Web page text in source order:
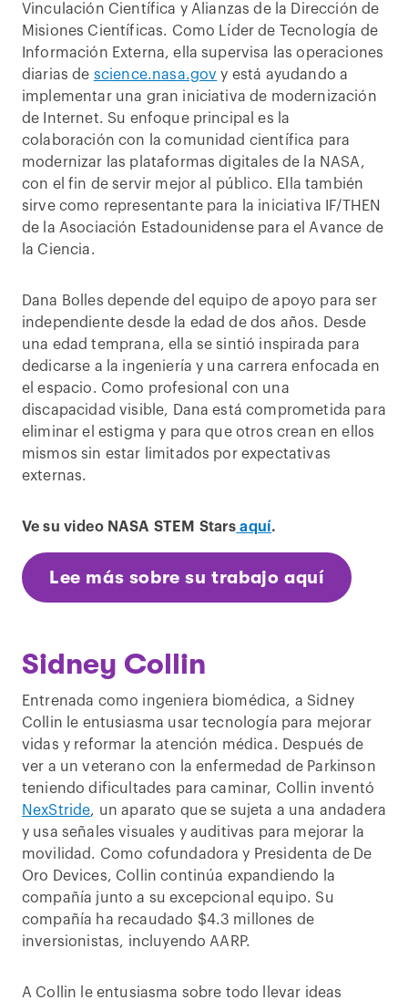
Vinculación Científica y Alianzas de la Dirección de
Misiones Científicas. Como Líder de Tecnología de
Información Externa, ella supervisa las operaciones
diarias de science.nasa.gov y está ayudando a
implementar una gran iniciativa de modernización
de Internet. Su enfoque principal es la
colaboración con la comunidad científica para
modernizar las plataformas digitales de la NASA,
con el fin de servir mejor al público. Ella también
sirve como representante para la iniciativa IF/THEN
de la Asociación Estadounidense para el Avance de
la Ciencia.
Dana Bolles depende del equipo de apoyo para ser
independiente desde la edad de dos años. Desde
una edad temprana, ella se sintió inspirada para
dedicarse a la ingeniería y una carrera enfocada en
el espacio. Como profesional con una
discapacidad visible, Dana está comprometida para
eliminar el estigma y para que otros crean en ellos
mismos sin estar limitados por expectativas
externas.
Ve su video NASA STEM Stars aquí.
Lee más sobre su trabajo aquí
Sidney Collin
Entrenada como ingeniera biomédica, a Sidney
Collin le entusiasma usar tecnología para mejorar
vidas y reformar la atención médica. Después de
ver a un veterano con la enfermedad de Parkinson
teniendo dificultades para caminar, Collin inventó
NexStride, un aparato que se sujeta a una andadera
y usa señales visuales y auditivas para mejorar la
movilidad. Como cofundadora y Presidenta de De
Oro Devices, Collin continúa expandiendo la
compañía junto a su excepcional equipo. Su
compañía ha recaudado $4.3 millones de
inversionistas, incluyendo AARP.
A Collin le entusiasma sobre todo llevar ideas